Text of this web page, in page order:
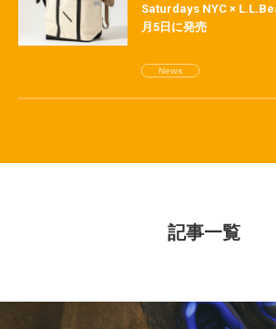
Saturdays NYC ×
月5日に発売
News
記事一覧